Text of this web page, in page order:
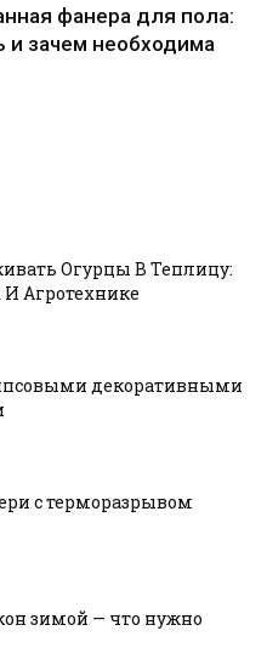
фанера для пола:
и зачем необходима
Огурцы В Теплицу:
И Агротехнике
декоративными
с терморазрывом
зимой — что нужно